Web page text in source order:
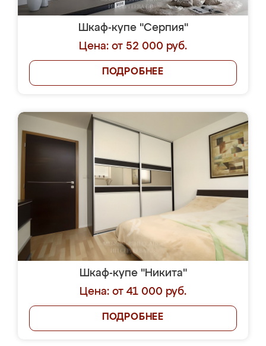
Шкаф-купе "Серпия"
Цена: от 52 000 руб.
ПОДРОБНЕЕ
Шкаф-купе "Никита"
Цена: от 41 000 руб.
ПОДРОБНЕЕ